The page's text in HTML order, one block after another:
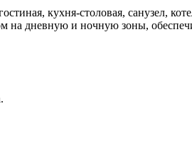
кухня-столовая, санузел,
на дневную и ночную зоны,